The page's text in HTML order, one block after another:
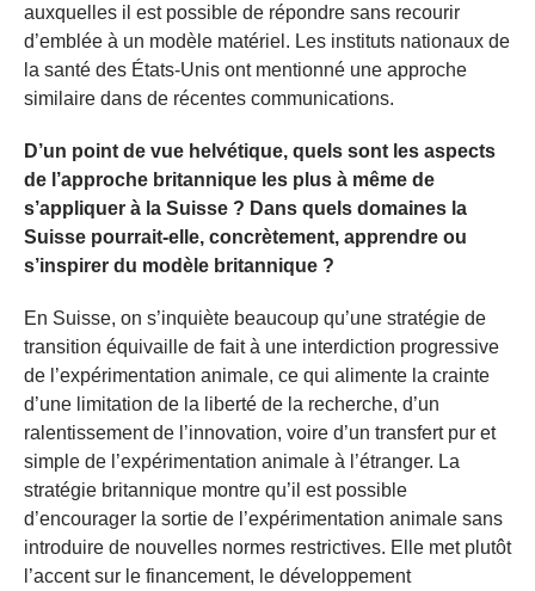
auxquelles il est possible de répondre sans recourir
d’emblée à un modèle matériel. Les instituts nationaux de
la santé des États-Unis ont mentionné une approche
similaire dans de récentes communications.
D’un point de vue helvétique, quels sont les aspects
de l’approche britannique les plus à même de
s’appliquer à la Suisse ? Dans quels domaines la
Suisse pourrait-elle, concrètement, apprendre ou
s’inspirer du modèle britannique ?
En Suisse, on s’inquiète beaucoup qu’une stratégie de
transition équivaille de fait à une interdiction progressive
de l’expérimentation animale, ce qui alimente la crainte
d’une limitation de la liberté de la recherche, d’un
ralentissement de l’innovation, voire d’un transfert pur et
simple de l’expérimentation animale à l’étranger. La
stratégie britannique montre qu’il est possible
d’encourager la sortie de l’expérimentation animale sans
introduire de nouvelles normes restrictives. Elle met plutôt
l’accent sur le financement, le développement